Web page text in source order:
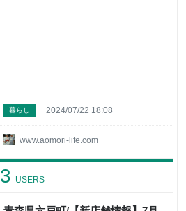
www.aomori-life.com
暮らし 2024/07/22 18:08
3 USERS